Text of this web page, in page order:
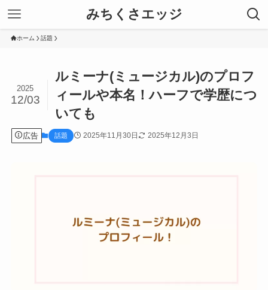
みちくさエッジ
ホーム 話題
ルミーナ(ミュージカル)のプロフ
ィールや本名！ハーフで学歴につ
いても
2025
12/03
広告 話題 2025年11月30日 2025年12月3日